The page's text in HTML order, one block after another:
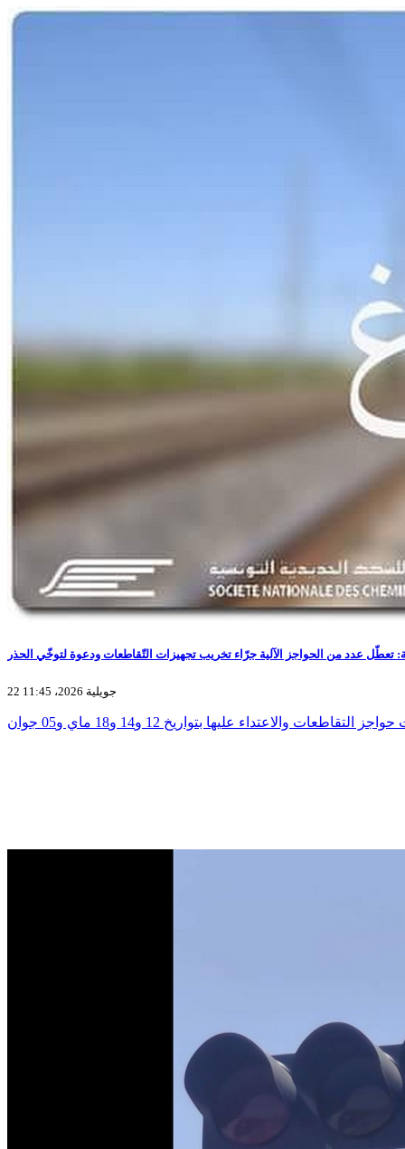
تعطّل عدد من الحواجز الآلية جرّاء تخريب تجهيزات التّقاطعات ودعوة لتوخّي الحذر
22 جويلية 2026، 11:45